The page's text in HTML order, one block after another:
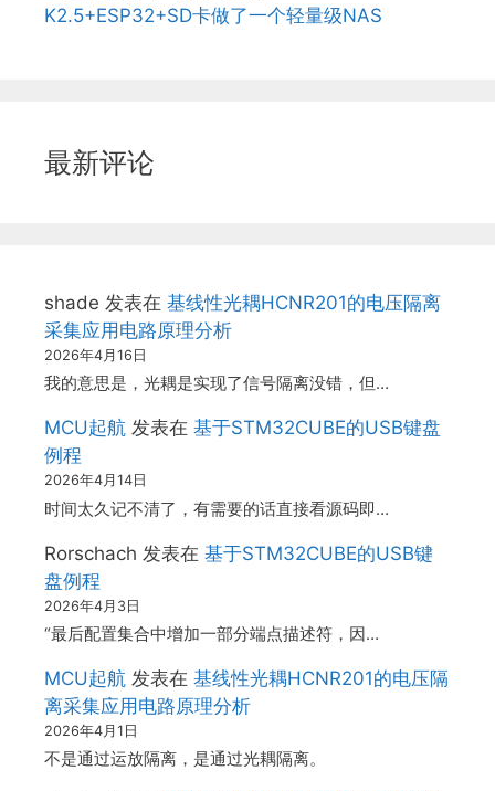
K2.5+ESP32+SD卡做了一个轻量级NAS
最新评论
shade 发表在 基线性光耦HCNR201的电压隔离
采集应用电路原理分析
2026年4月16日
我的意思是，光耦是实现了信号隔离没错，但…
MCU起航 发表在 基于STM32CUBE的USB键盘
例程
2026年4月14日
时间太久记不清了，有需要的话直接看源码即…
Rorschach 发表在 基于STM32CUBE的USB键
盘例程
2026年4月3日
“最后配置集合中增加一部分端点描述符，因…
MCU起航 发表在 基线性光耦HCNR201的电压隔
离采集应用电路原理分析
2026年4月1日
不是通过运放隔离，是通过光耦隔离。